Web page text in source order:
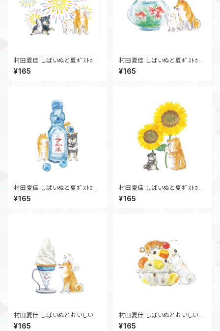
村田夏佳 しばいぬと夏ﾎﾟｽﾄｶｰ
ﾄﾞ 花火 PS-178s
¥165
村田夏佳 しばいぬと夏ﾎﾟｽﾄｶｰ
ﾄﾞ 金魚 PS-177s
¥165
村田夏佳 しばいぬと夏ﾎﾟｽﾄｶｰ
ﾄﾞ PS-175s
¥165
村田夏佳 しばいぬと夏ﾎﾟｽﾄｶｰ
ﾄﾞ PS-174s
¥165
村田夏佳 しばいぬとおいしい夏
ﾎﾟｽﾄｶｰﾄﾞ PS-163s
¥165
村田夏佳 しばいぬとおいしい夏
ﾎﾟｽﾄｶｰﾄﾞ PS-161s
¥165